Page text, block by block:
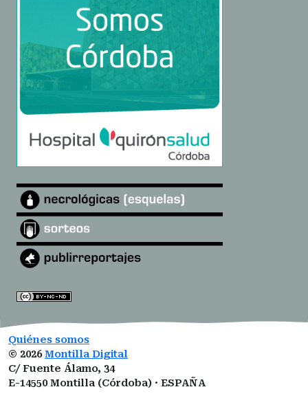
Quiénes somos
© 2026 Montilla Digital
C/ Fuente Álamo, 34
E-14550 Montilla (Córdoba) · ESPAÑA